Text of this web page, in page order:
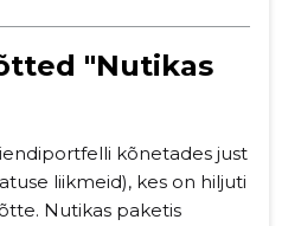
"Nutikas
kõnetades just
liikmeid), kes on hiljuti
Nutikas paketis